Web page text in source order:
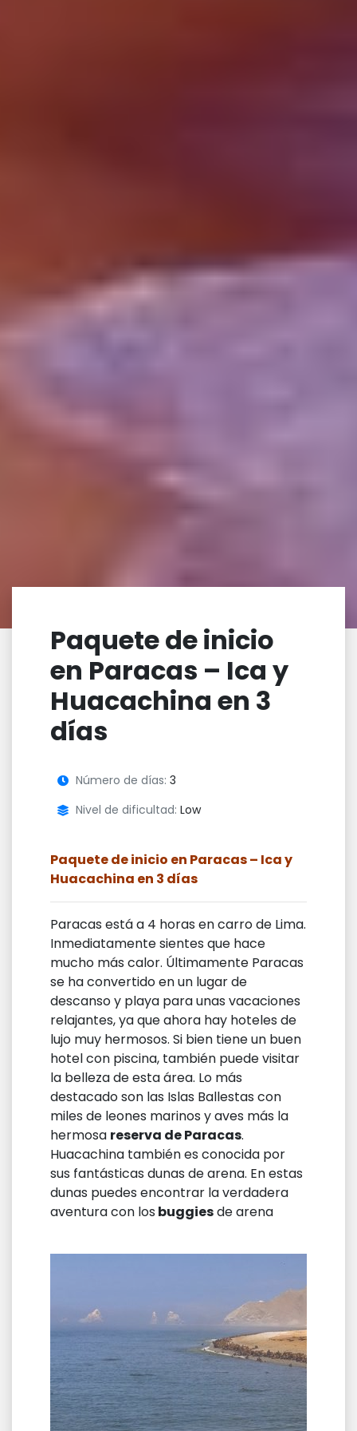
Paquete de inicio
en Paracas – Ica y
Huacachina en 3
días
Número de días: 3
Nivel de dificultad: Low
Paquete de inicio en Paracas – Ica y
Huacachina en 3 días
Paracas está a 4 horas en carro de Lima.
Inmediatamente sientes que hace
mucho más calor. Últimamente Paracas
se ha convertido en un lugar de
descanso y playa para unas vacaciones
relajantes, ya que ahora hay hoteles de
lujo muy hermosos. Si bien tiene un buen
hotel con piscina, también puede visitar
la belleza de esta área. Lo más
destacado son las Islas Ballestas con
miles de leones marinos y aves más la
hermosa reserva de Paracas.
Huacachina también es conocida por
sus fantásticas dunas de arena. En estas
dunas puedes encontrar la verdadera
aventura con los buggiesde arena